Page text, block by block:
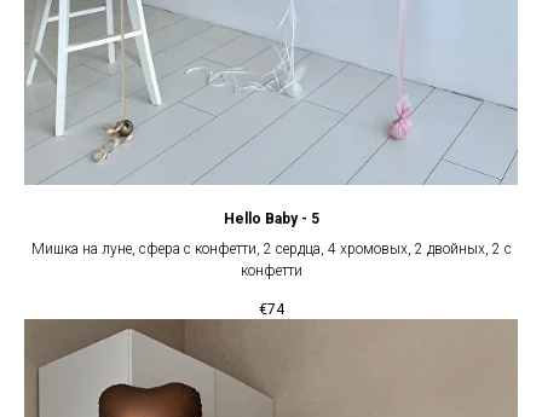
Hello Baby - 5
Мишка на луне, сфера с конфетти, 2 сердца, 4 хромовых, 2 двойных, 2 с
конфетти
€74